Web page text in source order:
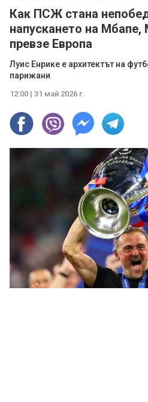
Как ПСЖ стана
напускането на
превзе Европа
Луис Енрике е архитектът на
парижани
12:00 | 31 май 2026 г.